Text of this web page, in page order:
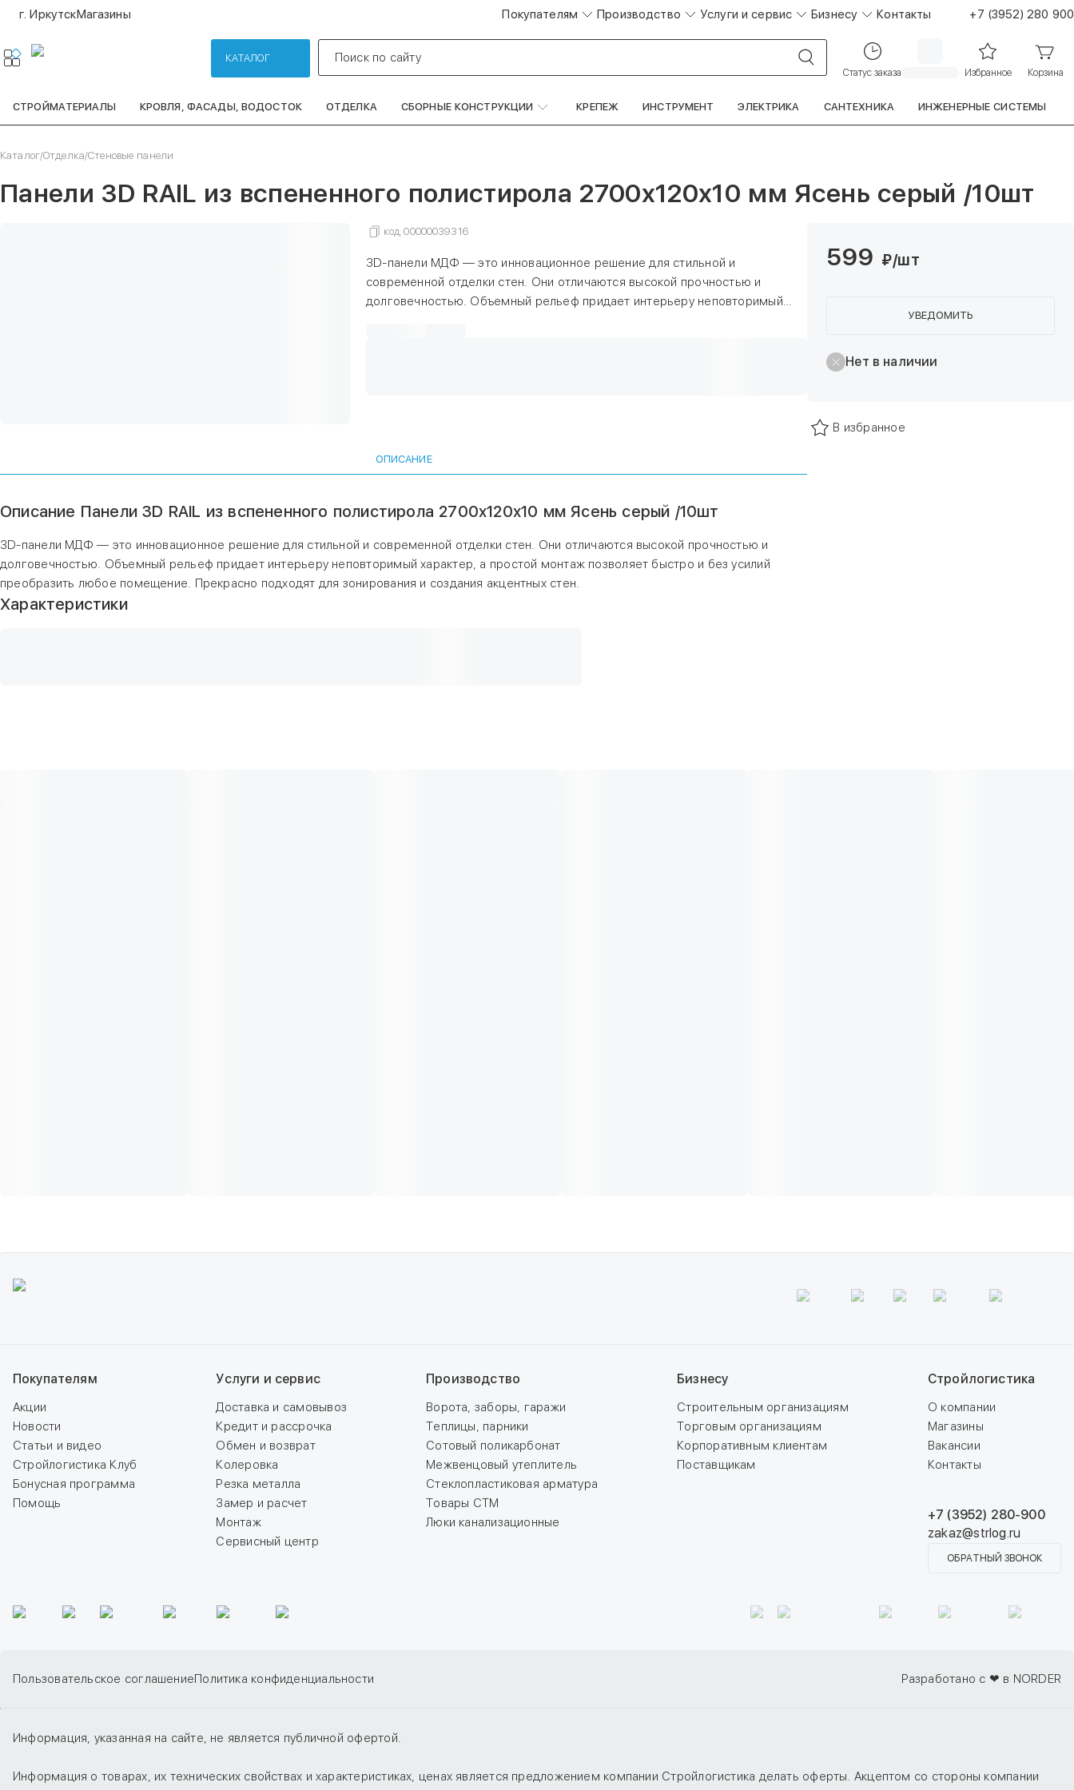
г. ИркутскМагазины Покупателям Производство Услуги и сервис Бизнесу Контакты +7 (3952) 280 900
КАТАЛОГ Поиск по сайту
Статус заказа Избранное Корзина
СТРОЙМАТЕРИАЛЫ КРОВЛЯ, ФАСАДЫ, ВОДОСТОК ОТДЕЛКА СБОРНЫЕ КОНСТРУКЦИИ КРЕПЕЖ ИНСТРУМЕНТ ЭЛЕКТРИКА САНТЕХНИКА ИНЖЕНЕРНЫЕ СИСТЕМЫ
Каталог/Отделка/Стеновые панели
Панели 3D RAIL из вспененного полистирола 2700х120х10 мм Ясень серый /10шт
код00000039316
3D-панели МДФ — это инновационное решение для стильной и
современной отделки стен. Они отличаются высокой прочностью и
долговечностью. Объемный рельеф придает интерьеру неповторимый
ОПИСАНИЕ
Описание Панели 3D RAIL из вспененного полистирола 2700х120х10 мм Ясень серый /10шт
3D-панели МДФ — это инновационное решение для стильной и современной отделки стен. Они отличаются высокой прочностью и
долговечностью. Объемный рельеф придает интерьеру неповторимый характер, а простой монтаж позволяет быстро и без усилий
преобразить любое помещение. Прекрасно подходят для зонирования и создания акцентных стен.
Характеристики
599 ₽/шт
УВЕДОМИТЬ
Нет в наличии
В избранное
Покупателям
Акции
Новости
Статьи и видео
Стройлогистика Клуб
Бонусная программа
Помощь
Услуги и сервис
Доставка и самовывоз
Кредит и рассрочка
Обмен и возврат
Колеровка
Резка металла
Замер и расчет
Монтаж
Сервисный центр
Производство
Ворота, заборы, гаражи
Теплицы, парники
Сотовый поликарбонат
Межвенцовый утеплитель
Стеклопластиковая арматура
Товары СТМ
Люки канализационные
Бизнесу
Строительным организациям
Торговым организациям
Корпоративным клиентам
Поставщикам
Стройлогистика
О компании
Магазины
Вакансии
Контакты
+7 (3952) 280-900
zakaz@strlog.ru
ОБРАТНЫЙ ЗВОНОК
Пользовательское соглашениеПолитика конфиденциальности Разработано с ❤ в NORDER
Информация, указанная на сайте, не является публичной офертой.
Информация о товарах, их технических свойствах и характеристиках, ценах является предложением компании Стройлогистика делать оферты. Акцептом со стороны компании